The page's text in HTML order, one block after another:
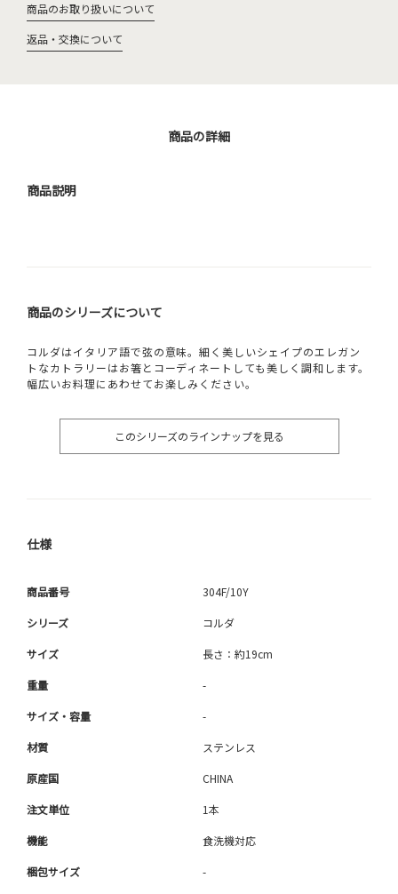
商品のお取り扱いについて
返品・交換について
商品の詳細
商品説明
商品のシリーズについて
コルダはイタリア語で弦の意味。細く美しいシェイプのエレガン
トなカトラリーはお箸とコーディネートしても美しく調和します。
幅広いお料理にあわせてお楽しみください。
このシリーズのラインナップを見る
仕様
商品番号 304F/10Y
シリーズ コルダ
サイズ 長さ：約19cm
重量 -
サイズ・容量 -
材質 ステンレス
原産国 CHINA
注文単位 1本
機能 食洗機対応
梱包サイズ -